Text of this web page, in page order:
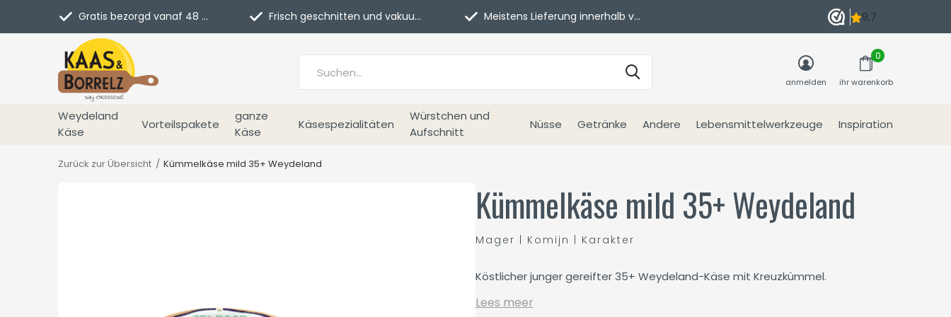
Weydeland
Käse
Vorteilspakete
ganze
Käse
Käsespezialitäten
Würstchen und
Aufschnitt
Nüsse Getränke Andere Lebensmittelwerkzeuge Inspiration
anmelden ihr warenkorb
0
Gratis bezorgd vanaf 48 euro in NL Frisch geschnitten und vakuumverpackt. Meistens Lieferung innerhalb von 3 Tagen
Zurück zur Übersicht Kümmelkäse mild 35+ Weydeland
Kümmelkäse mild 35+ Weydeland
Mager | Komijn | Karakter
Köstlicher junger gereifter 35+ Weydeland-Käse mit Kreuzkümmel.
Lees meer